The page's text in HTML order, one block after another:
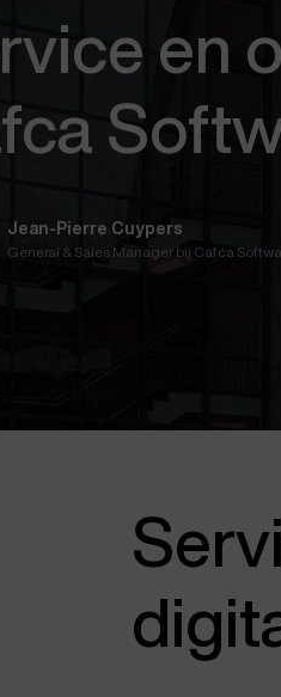
en
Jean-Pierre Cuypers
General & Sales Manager bij Cafca